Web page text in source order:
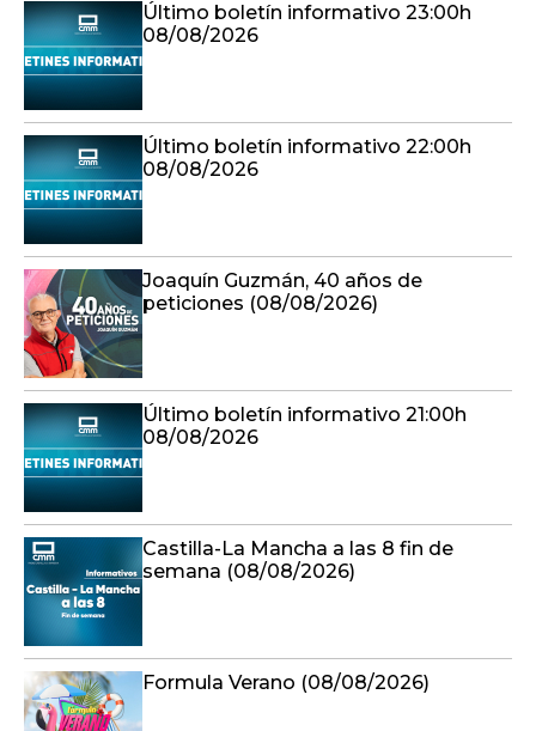
Último boletín informativo 23:00h
08/08/2026
Último boletín informativo 22:00h
08/08/2026
Joaquín Guzmán, 40 años de
peticiones (08/08/2026)
Último boletín informativo 21:00h
08/08/2026
Castilla-La Mancha a las 8 fin de
semana (08/08/2026)
Formula Verano (08/08/2026)